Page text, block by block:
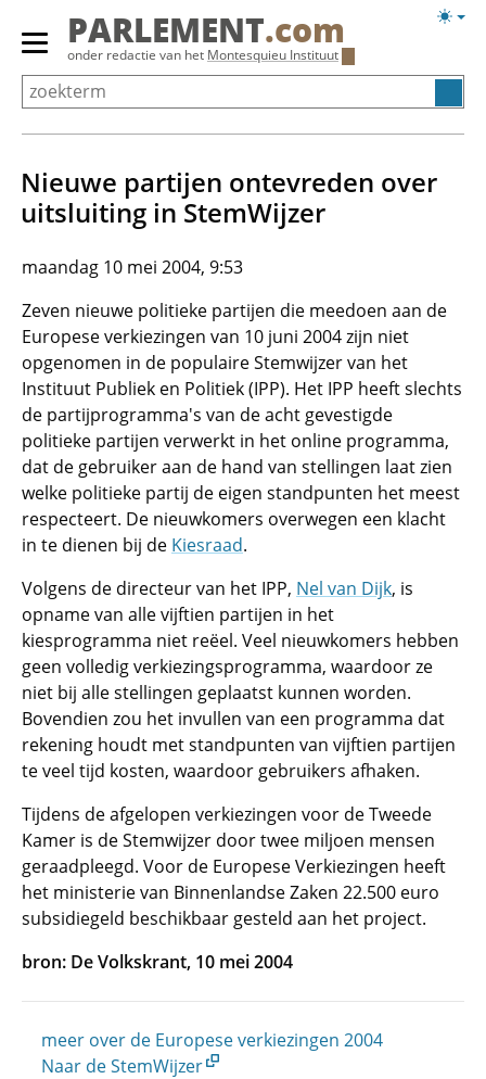
Overslaan
Primair
menu
tonen/verbergen
PARLEMENT.com
onder redactie van het Montesquieu Instituut
Nieuwe partijen ontevreden over
uitsluiting in StemWijzer
maandag 10 mei 2004, 9:53
Zeven nieuwe politieke partijen die meedoen aan de
Europese verkiezingen van 10 juni 2004 zijn niet
opgenomen in de populaire Stemwijzer van het
Instituut Publiek en Politiek (IPP). Het IPP heeft slechts
de partijprogramma's van de acht gevestigde
politieke partijen verwerkt in het online programma,
dat de gebruiker aan de hand van stellingen laat zien
welke politieke partij de eigen standpunten het meest
respecteert. De nieuwkomers overwegen een klacht
in te dienen bij de Kiesraad.
Volgens de directeur van het IPP, Nel van Dijk, is
opname van alle vijftien partijen in het
kiesprogramma niet reëel. Veel nieuwkomers hebben
geen volledig verkiezingsprogramma, waardoor ze
niet bij alle stellingen geplaatst kunnen worden.
Bovendien zou het invullen van een programma dat
rekening houdt met standpunten van vijftien partijen
te veel tijd kosten, waardoor gebruikers afhaken.
Tijdens de afgelopen verkiezingen voor de Tweede
Kamer is de Stemwijzer door twee miljoen mensen
geraadpleegd. Voor de Europese Verkiezingen heeft
het ministerie van Binnenlandse Zaken 22.500 euro
subsidiegeld beschikbaar gesteld aan het project.
bron: De Volkskrant, 10 mei 2004
meer over de Europese verkiezingen 2004
Naar de StemWijzer